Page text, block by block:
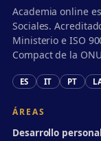
Academia online
Sociales.
Ministerio e ISO
Compact de la
ES IT PT
ÁREAS
Desarrollo personal